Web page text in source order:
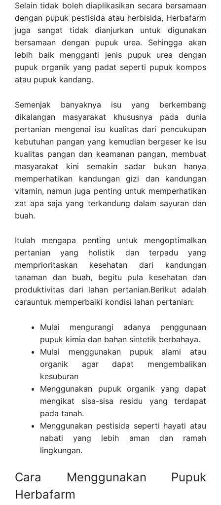
Selain tidak boleh diaplikasikan secara bersamaan
dengan pupuk pestisida atau herbisida, Herbafarm
juga sangat tidak dianjurkan untuk digunakan
bersamaan dengan pupuk urea. Sehingga akan
lebih baik mengganti jenis pupuk urea dengan
pupuk organik yang padat seperti pupuk kompos
atau pupuk kandang.
Semenjak banyaknya isu yang berkembang
dikalangan masyarakat khususnya pada dunia
pertanian mengenai isu kualitas dari pencukupan
kebutuhan pangan yang kemudian bergeser ke isu
kualitas pangan dan keamanan pangan, membuat
masyarakat kini semakin sadar bukan hanya
memperhatikan kandungan gizi dan kandungan
vitamin, namun juga penting untuk memperhatikan
zat apa saja yang terkandung dalam sayuran dan
buah.
Itulah mengapa penting untuk mengoptimalkan
pertanian yang holistik dan terpadu yang
memprioritaskan kesehatan dari kandungan
tanaman dan buah, begitu pula kesehatan dan
produktivitas dari lahan pertanian.Berikut adalah
carauntuk memperbaiki kondisi lahan pertanian:
Mulai mengurangi adanya penggunaan
pupuk kimia dan bahan sintetik berbahaya.
Mulai menggunakan pupuk alami atau
organik agar dapat mengembalikan
kesuburan
Menggunakan pupuk organik yang dapat
mengikat sisa-sisa residu yang terdapat
pada tanah.
Menggunakan pestisida seperti hayati atau
nabati yang lebih aman dan ramah
lingkungan.
Cara Menggunakan Pupuk
Herbafarm